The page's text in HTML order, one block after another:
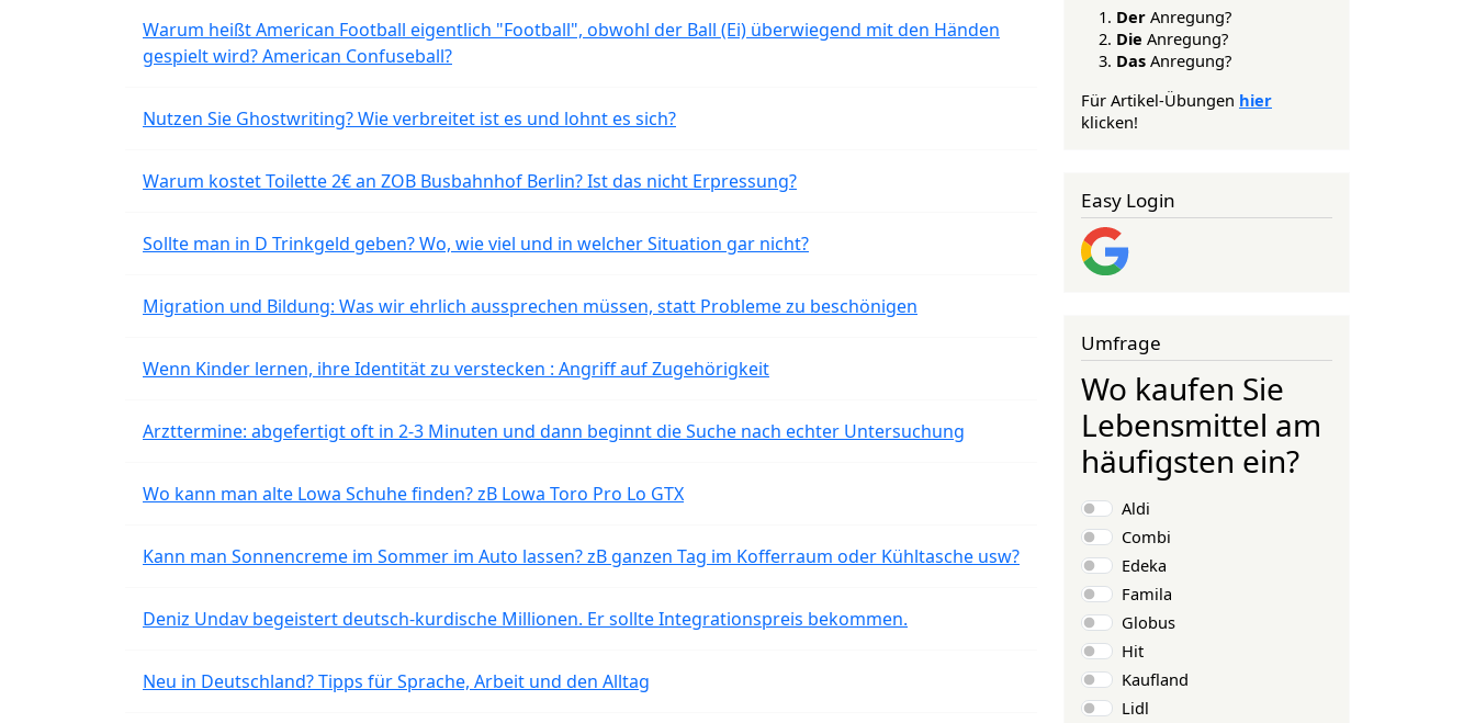
Warum heißt American Football eigentlich "Football", obwohl der Ball (Ei) überwiegend mit den Händen
gespielt wird? American Confuseball?
Nutzen Sie Ghostwriting? Wie verbreitet ist es und lohnt es sich?
Warum kostet Toilette 2€ an ZOB Busbahnhof Berlin? Ist das nicht Erpressung?
Sollte man in D Trinkgeld geben? Wo, wie viel und in welcher Situation gar nicht?
Migration und Bildung: Was wir ehrlich aussprechen müssen, statt Probleme zu beschönigen
Wenn Kinder lernen, ihre Identität zu verstecken : Angriff auf Zugehörigkeit
Arzttermine: abgefertigt oft in 2-3 Minuten und dann beginnt die Suche nach echter Untersuchung
Wo kann man alte Lowa Schuhe finden? zB Lowa Toro Pro Lo GTX
Kann man Sonnencreme im Sommer im Auto lassen? zB ganzen Tag im Kofferraum oder Kühltasche usw?
Deniz Undav begeistert deutsch-kurdische Millionen. Er sollte Integrationspreis bekommen.
Neu in Deutschland? Tipps für Sprache, Arbeit und den Alltag
Der Anregung?
Die Anregung?
Das Anregung?
Für Artikel-Übungen hier
klicken!
Easy Login
Umfrage
Wo kaufen Sie
Lebensmittel am
häufigsten ein?
Auswahlmöglichkeiten
Aldi
Combi
Edeka
Famila
Globus
Hit
Kaufland
Lidl